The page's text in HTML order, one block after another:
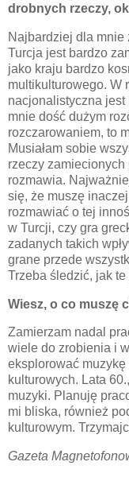
drobnych rzeczy,
Najbardziej dla mnie
Turcja jest bardzo
jako kraju bardzo
multikulturowego. W
nacjonalistyczna jest
mnie dość dużym
rozczarowaniem, to
Musiałam sobie
rzeczy
rozmawia.
się, że muszę
rozmawiać o tej
w Turcji, czy gra
zadanych takich
grane przede
Trzeba śledzić, jak te
Wiesz, o co muszę
Zamierzam nadal
wiele do zrobienia i
eksplorować
kulturowych. Lata
muzyki. Planuję
mi bliska, również
kulturowym.
Gazeta